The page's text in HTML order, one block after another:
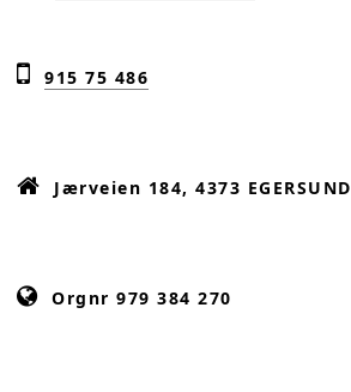
915 75 486
Jærveien 184, 4373 EGERSUND
Orgnr 979 384 270